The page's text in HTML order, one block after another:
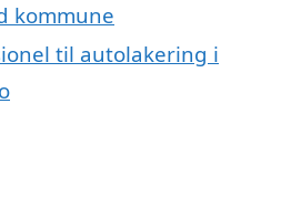
kommune
til autolakering i